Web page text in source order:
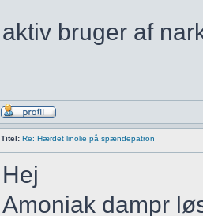
aktiv bruger af
Titel: Re: Hærdet linolie på spændepatron
Hej
Amoniak dampr